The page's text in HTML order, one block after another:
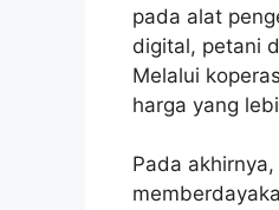
pada alat
digital, petani
Melalui
harga yang
Pada akhirnya,